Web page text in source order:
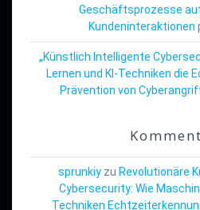
Geschäftsprozesse
Kundeninteraktionen
„Künstlich Intelligente
Lernen und KI-Techniken die
Prävention von
sprunkiyzu Revolutionäre
Cybersecurity: Wie
Techniken